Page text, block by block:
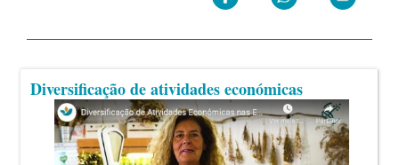
Diversificação de atividades económicas